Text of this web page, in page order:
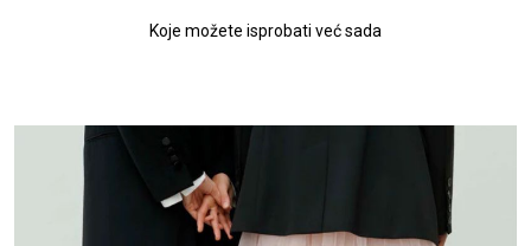
Koje možete isprobati već sada